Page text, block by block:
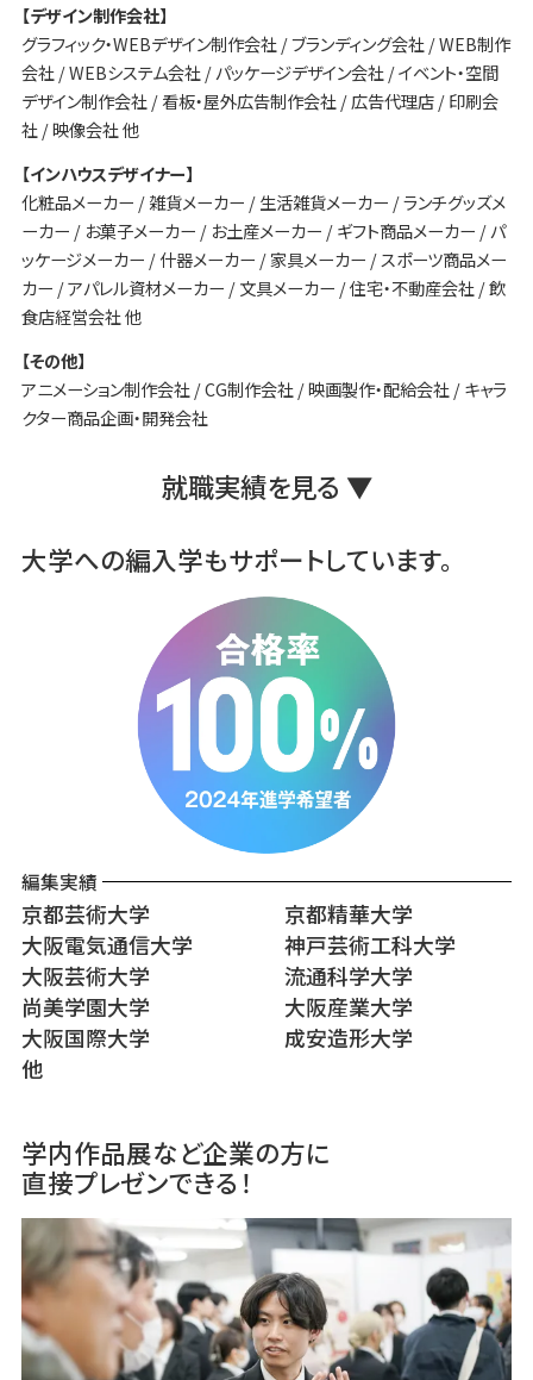
【デザイン制作会社】
グラフィック・WEBデザイン制作会社 / ブランディング会社 / WEB制作
会社 / WEBシステム会社 / パッケージデザイン会社 / イベント・空間
デザイン制作会社 / 看板・屋外広告制作会社 / 広告代理店 / 印刷会
社 / 映像会社 他
【インハウスデザイナー】
化粧品メーカー / 雑貨メーカー / 生活雑貨メーカー / ランチグッズメ
ーカー / お菓子メーカー / お土産メーカー / ギフト商品メーカー / パ
ッケージメーカー / 什器メーカー / 家具メーカー / スポーツ商品メー
カー / アパレル資材メーカー / 文具メーカー / 住宅・不動産会社 / 飲
食店経営会社 他
【その他】
アニメーション制作会社 / CG制作会社 / 映画製作・配給会社 / キャラ
クター商品企画・開発会社
就職実績を見る ▼
大学への編入学もサポートしています。
編集実績
京都芸術大学
京都精華大学
大阪電気通信大学
神戸芸術工科大学
大阪芸術大学
流通科学大学
尚美学園大学
大阪産業大学
大阪国際大学
成安造形大学
他
学内作品展など企業の方に
直接プレゼンできる！